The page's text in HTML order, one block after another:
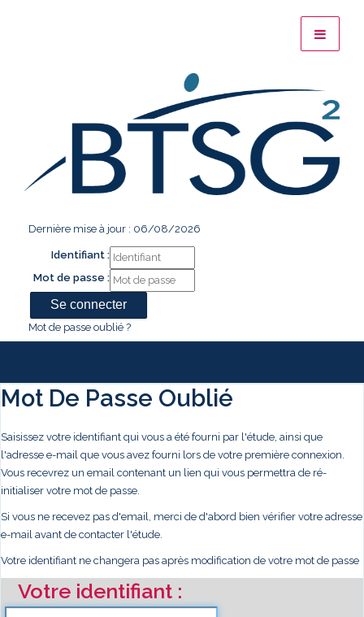
Dernière mise à jour : 06/08/2026
Identifiant :
Mot de passe :
Mot de passe oublié ?
Mot De Passe Oublié
Saisissez votre identifiant qui vous a été fourni par l'étude, ainsi que
l'adresse e-mail que vous avez fourni lors de votre première connexion.
Vous recevrez un email contenant un lien qui vous permettra de ré-
initialiser votre mot de passe.
Si vous ne recevez pas d'email, merci de d'abord bien vérifier votre adresse
e-mail avant de contacter l'étude.
Votre identifiant ne changera pas après modification de votre mot de passe
Votre identifiant